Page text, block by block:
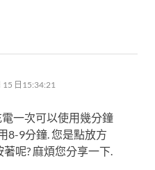
15 日15:34:21
一次可以使用幾分鐘
8-9分鐘. 您是點放方
呢? 麻煩您分享一下.